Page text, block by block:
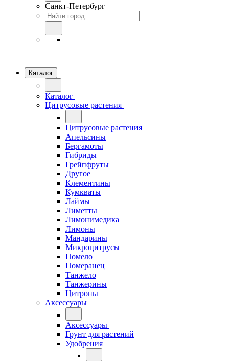
Санкт-Петербург
Каталог
Каталог
Цитрусовые растения
Цитрусовые растения
Апельсины
Бергамоты
Гибриды
Грейпфруты
Другое
Клементины
Кумкваты
Лаймы
Лиметты
Лимонимедика
Лимоны
Мандарины
Микроцитрусы
Помело
Померанец
Танжело
Танжерины
Цитроны
Аксессуары
Аксессуары
Грунт для растений
Удобрения